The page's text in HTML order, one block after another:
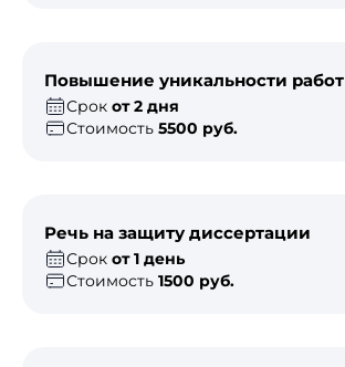
Повышение уникальности работ
Срок от 2 дня
Стоимость 5500 руб.
Речь на защиту диссертации
Срок от 1 день
Стоимость 1500 руб.